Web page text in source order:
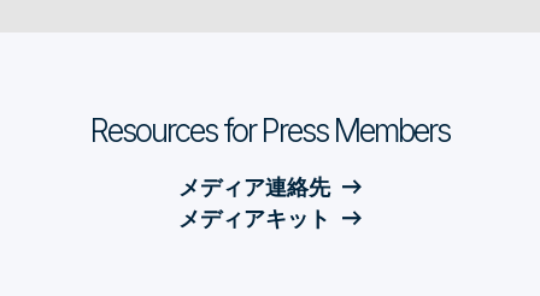
Resources for Press Members
メディア連絡先
メディアキット